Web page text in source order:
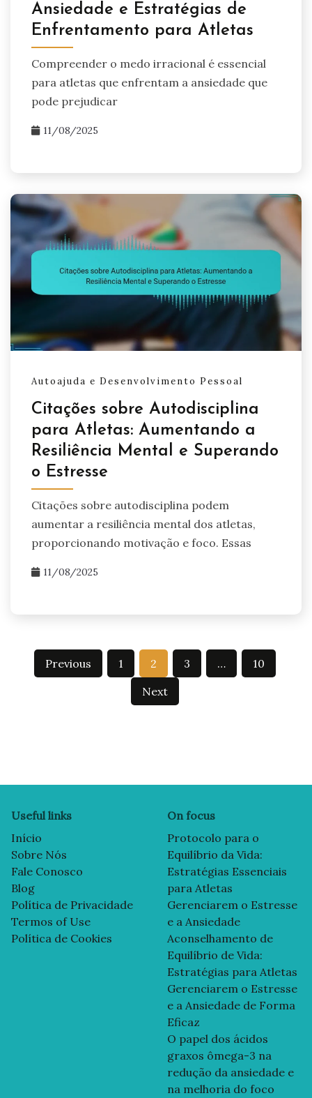
Ansiedade e Estratégias de
Enfrentamento para Atletas
Compreender o medo irracional é essencial
para atletas que enfrentam a ansiedade que
pode prejudicar
11/08/2025
Autoajuda e Desenvolvimento Pessoal
Citações sobre Autodisciplina
para Atletas: Aumentando a
Resiliência Mental e Superando
o Estresse
Citações sobre autodisciplina podem
aumentar a resiliência mental dos atletas,
proporcionando motivação e foco. Essas
11/08/2025
PostsPrevious 1 2 3 …
10
Next
Useful links
Início
Sobre Nós
Fale Conosco
Blog
Política de Privacidade
Termos of Use
Política de Cookies
On focus
Protocolo para o
Equilíbrio da Vida:
Estratégias Essenciais
para Atletas
Gerenciarem o Estresse
e a Ansiedade
Aconselhamento de
Equilíbrio de Vida:
Estratégias para Atletas
Gerenciarem o Estresse
e a Ansiedade de Forma
Eficaz
O papel dos ácidos
graxos ômega-3 na
redução da ansiedade e
na melhoria do foco